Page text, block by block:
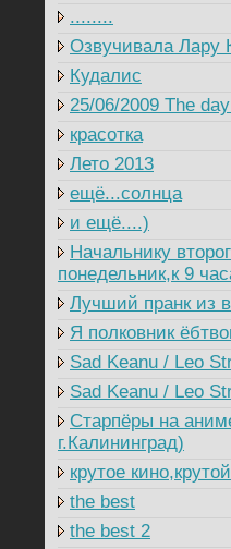
........
Озвучивала Лару
Кудалис
25/06/2009 The
красотка
Лето 2013
ещё...солнца
и ещё....)
Начальнику
понедельник,к 9
Лучший пранк из
Я полковник
Sad Keanu / Leo
Sad Keanu / Leo
Старпёры на
г.Калининград)
крутое
the best
the best 2